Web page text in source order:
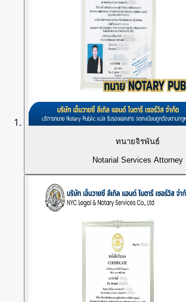
ทนายจิรพันธ์
Notarial Services Attorney